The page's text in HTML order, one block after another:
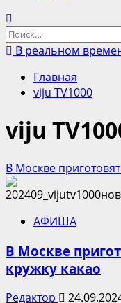
Найти:
В реальном
Главная
viju TV1000
viju
В Москве
АФИША
В Москве
кружку какао
Редактор